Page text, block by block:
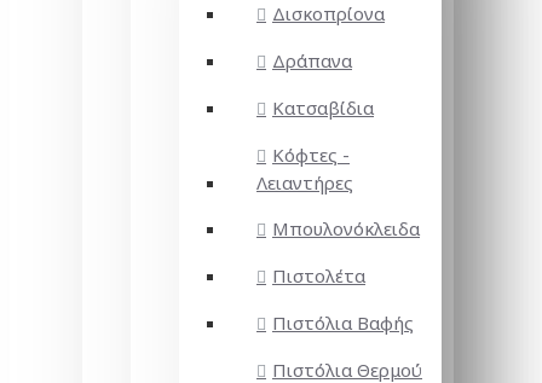
Δισκοπρίονα
Δράπανα
Κατσαβίδια
Κόφτες -
Λειαντήρες
Μπουλονόκλειδα
Πιστολέτα
Πιστόλια Βαφής
Πιστόλια Θερμού